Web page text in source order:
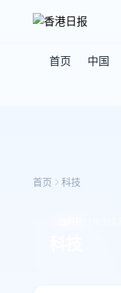
首页 中国
首页 科技